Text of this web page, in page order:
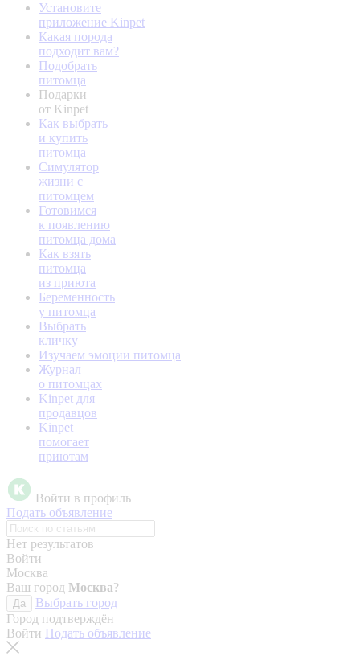
Установите
приложение Kinpet
Какая порода
подходит вам?
Подобрать
питомца
Подарки
от Kinpet
Как выбрать
и купить
питомца
Симулятор
жизни с
питомцем
Готовимся
к появлению
питомца дома
Как взять
питомца
из приюта
Беременность
у питомца
Выбрать
кличку
Изучаем эмоции питомца
Журнал
о питомцах
Kinpet для
продавцов
Kinpet
помогает
приютам
Войти в профиль
Подать объявление
Нет результатов
Войти
Москва
Ваш город Москва?
Да
Выбрать город
Город подтверждён
Войти Подать объявление